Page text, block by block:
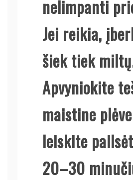
nelimpanti
Jei reikia,
šiek tiek
Apvyniokite
maistine
leiskite
20–30